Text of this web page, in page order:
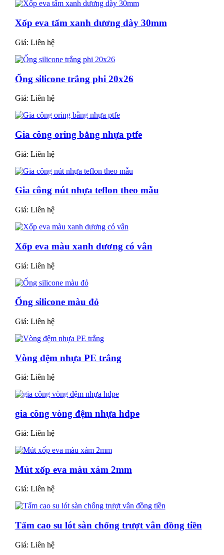
Xốp eva tấm xanh dương dày 30mm
Giá: Liên hệ
Ống silicone trắng phi 20x26
Giá: Liên hệ
Gia công oring bằng nhựa ptfe
Giá: Liên hệ
Gia công nút nhựa teflon theo mẫu
Giá: Liên hệ
Xốp eva màu xanh dương có vân
Giá: Liên hệ
Ống silicone màu đỏ
Giá: Liên hệ
Vòng đệm nhựa PE trắng
Giá: Liên hệ
gia công vòng đệm nhựa hdpe
Giá: Liên hệ
Mút xốp eva màu xám 2mm
Giá: Liên hệ
Tấm cao su lót sàn chống trượt vân đồng tiền
Giá: Liên hệ